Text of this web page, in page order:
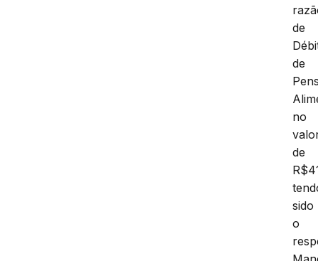
de
de
no
de
sido
o